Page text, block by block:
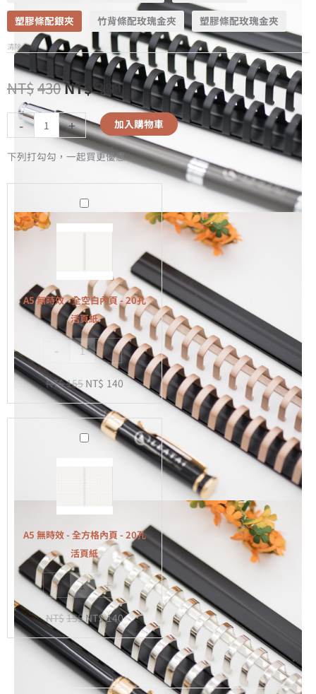
塑膠條配銀夾 竹背條配玫瑰金夾 塑膠條配玫瑰金夾
清除
NT$430NT$380
- + 加入購物車
下列打勾勾，一起買更優惠
A5
無
效
全
空
白
內
-
20
孔
活
A5 無時效 - 全空白內頁 - 20孔
活頁紙
- +
NT$155 NT$ 140
A5
效
-
全
方
內
頁
-
孔
活
A5 無時效 - 全方格內頁 - 20孔
活頁紙
- +
NT$155NT$140